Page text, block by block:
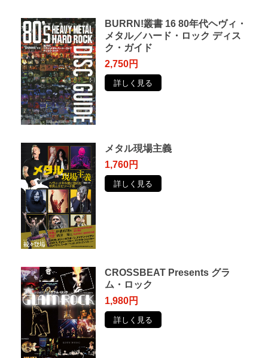
BURRN!叢書 16 80年代ヘヴィ・
メタル／ハード・ロック ディス
ク・ガイド
2,750円
詳しく見る
メタル現場主義
1,760円
詳しく見る
CROSSBEAT Presents グラ
ム・ロック
1,980円
詳しく見る